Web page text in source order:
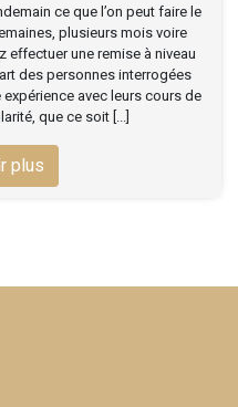
ce que l’on peut faire le
plusieurs mois voire
effectuer une remise à niveau
des personnes interrogées
avec leurs cours de
que ce soit [...]
plus